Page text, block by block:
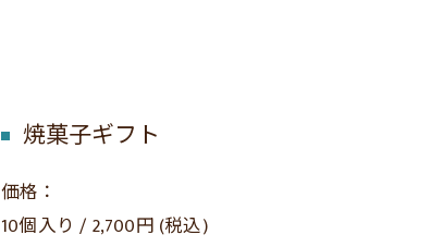
焼菓子ギフト
価格：
10個入り / 2,700円 (税込)